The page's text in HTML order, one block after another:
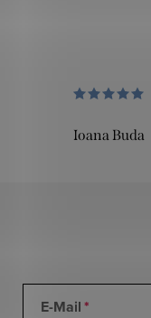
Ioana Buda
E-Mail